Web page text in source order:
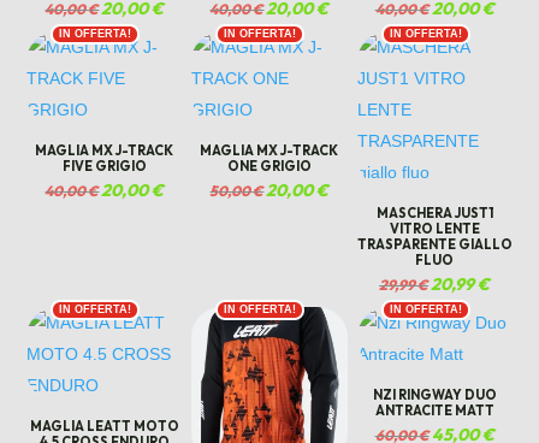
40,00€Il
prezzo
originale
40,00 €.
20,00€Il
attuale
20,00 €.
40,00€Il
prezzo
originale
40,00 €.
20,00€Il
attuale
20,00 €.
40,00€Il
prezzo
originale
40,00 €.
20,00€Il
IN OFFERTA!
MAGLIA MX J-TRACK
FIVE GRIGIO
40,00€Il
20,00€Il
IN OFFERTA!
MAGLIA MX J-TRACK
ONE GRIGIO
50,00€Il
20,00€Il
IN OFFERTA!
MASCHERA JUST1
VITRO LENTE
TRASPARENTE GIALLO
FLUO
29,99€Il
prezzo
originale
29,99 €.
20,99€Il
attuale
IN OFFERTA!
MAGLIA LEATT MOTO
IN OFFERTA! IN OFFERTA!
NZI RINGWAY DUO
ANTRACITE MATT
60,00€Il45,00€Il